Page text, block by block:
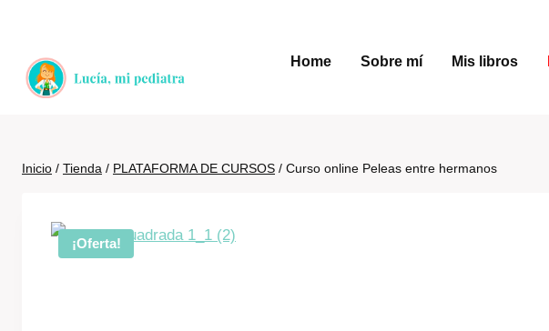
contenido
Home Sobre mí Mis libros
Inicio / Tienda / PLATAFORMA DE CURSOS / Curso online Peleas entre hermanos
¡Oferta!